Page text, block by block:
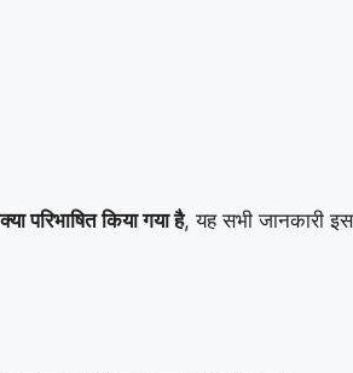
परिभाषित किया गया है, यह सभी जानकारी इस